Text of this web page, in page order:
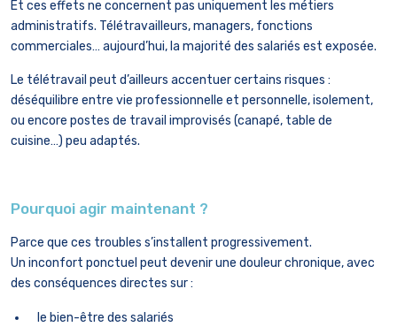
Et ces effets ne concernent pas uniquement les métiers
administratifs. Télétravailleurs, managers, fonctions
commerciales… aujourd’hui, la majorité des salariés est exposée.
Le télétravail peut d’ailleurs accentuer certains risques :
déséquilibre entre vie professionnelle et personnelle, isolement,
ou encore postes de travail improvisés (canapé, table de
cuisine…) peu adaptés.
Pourquoi agir maintenant ?
Parce que ces troubles s’installent progressivement.
Un inconfort ponctuel peut devenir une douleur chronique, avec
des conséquences directes sur :
le bien-être des salariés